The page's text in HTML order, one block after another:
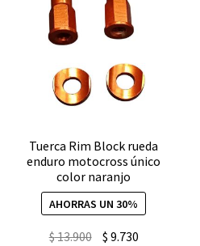
Tuerca Rim Block rueda
enduro motocross único
color naranjo
AHORRAS UN 30%
$13.900 El$ 9.730El